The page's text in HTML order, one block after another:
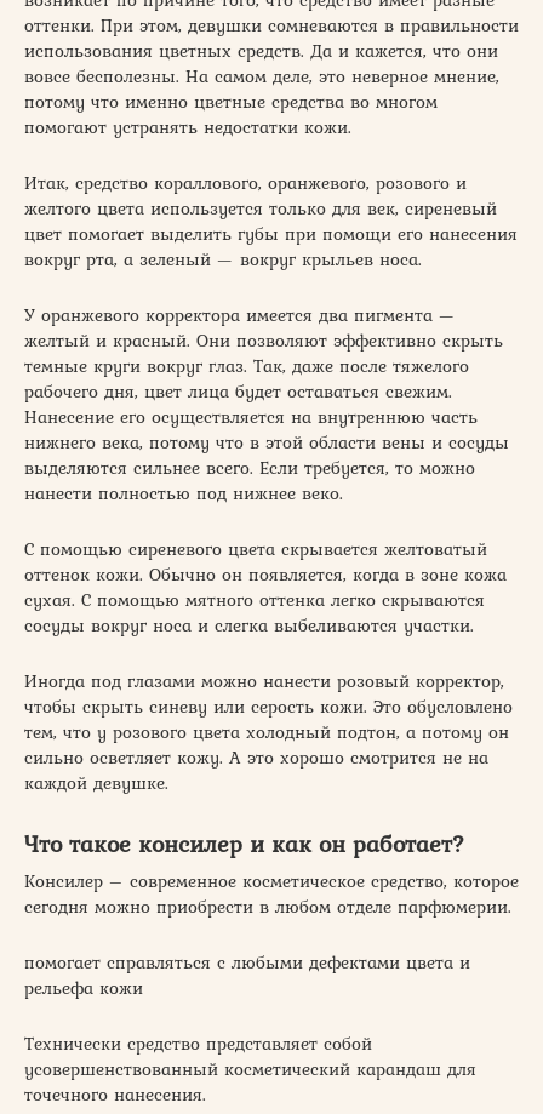
оттенки. При этом, девушки сомневаются в правильности
использования цветных средств. Да и кажется, что они
вовсе бесполезны. На самом деле, это неверное мнение,
потому что именно цветные средства во многом
помогают устранять недостатки кожи.
Итак, средство кораллового, оранжевого, розового и
желтого цвета используется только для век, сиреневый
цвет помогает выделить губы при помощи его нанесения
вокруг рта, а зеленый — вокруг крыльев носа.
У оранжевого корректора имеется два пигмента —
желтый и красный. Они позволяют эффективно скрыть
темные круги вокруг глаз. Так, даже после тяжелого
рабочего дня, цвет лица будет оставаться свежим.
Нанесение его осуществляется на внутреннюю часть
нижнего века, потому что в этой области вены и сосуды
выделяются сильнее всего. Если требуется, то можно
нанести полностью под нижнее веко.
С помощью сиреневого цвета скрывается желтоватый
оттенок кожи. Обычно он появляется, когда в зоне кожа
сухая. С помощью мятного оттенка легко скрываются
сосуды вокруг носа и слегка выбеливаются участки.
Иногда под глазами можно нанести розовый корректор,
чтобы скрыть синеву или серость кожи. Это обусловлено
тем, что у розового цвета холодный подтон, а потому он
сильно осветляет кожу. А это хорошо смотрится не на
каждой девушке.
Что такое консилер и как он работает?
Консилер – современное косметическое средство, которое
сегодня можно приобрести в любом отделе парфюмерии.
помогает справляться с любыми дефектами цвета и
рельефа кожи
Технически средство представляет собой
усовершенствованный косметический карандаш для
точечного нанесения.